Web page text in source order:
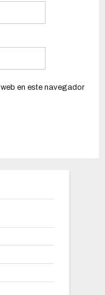
en este navegador